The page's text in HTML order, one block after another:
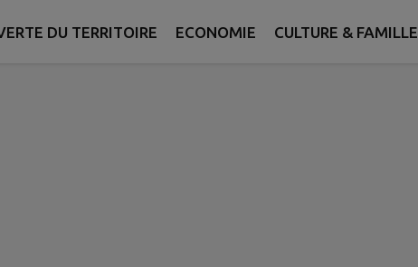
DU TERRITOIRE ECONOMIE CULTURE & FAMILLE